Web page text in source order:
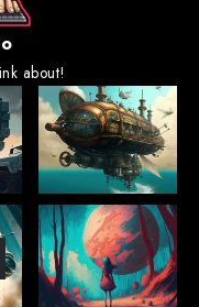
about!